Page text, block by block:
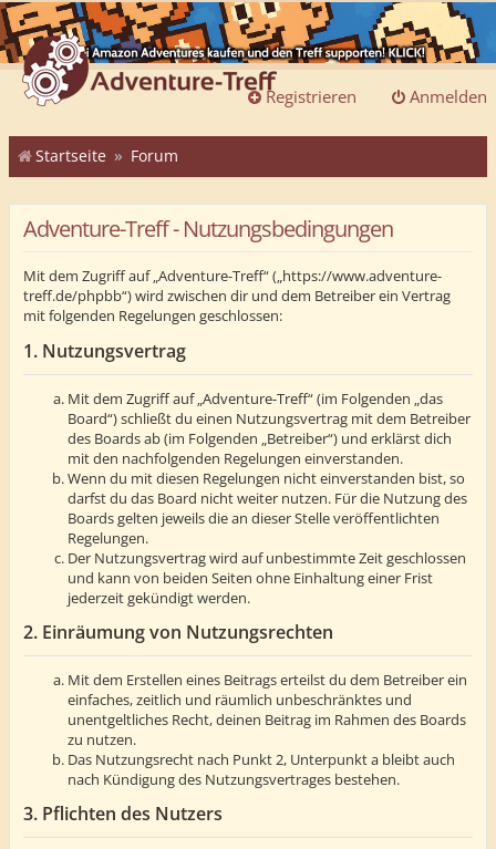
Anmelden
Registrieren
Startseite Forum
Adventure-Treff - Nutzungsbedingungen
Mit dem Zugriff auf „Adventure-Treff“ („https://www.adventure-
treff.de/phpbb“) wird zwischen dir und dem Betreiber ein Vertrag
mit folgenden Regelungen geschlossen:
1. Nutzungsvertrag
Mit dem Zugriff auf „Adventure-Treff“ (im Folgenden „das
Board“) schließt du einen Nutzungsvertrag mit dem Betreiber
des Boards ab (im Folgenden „Betreiber“) und erklärst dich
mit den nachfolgenden Regelungen einverstanden.
Wenn du mit diesen Regelungen nicht einverstanden bist, so
darfst du das Board nicht weiter nutzen. Für die Nutzung des
Boards gelten jeweils die an dieser Stelle veröffentlichten
Regelungen.
Der Nutzungsvertrag wird auf unbestimmte Zeit geschlossen
und kann von beiden Seiten ohne Einhaltung einer Frist
jederzeit gekündigt werden.
2. Einräumung von Nutzungsrechten
Mit dem Erstellen eines Beitrags erteilst du dem Betreiber ein
einfaches, zeitlich und räumlich unbeschränktes und
unentgeltliches Recht, deinen Beitrag im Rahmen des Boards
zu nutzen.
Das Nutzungsrecht nach Punkt 2, Unterpunkt a bleibt auch
nach Kündigung des Nutzungsvertrages bestehen.
3. Pflichten des Nutzers